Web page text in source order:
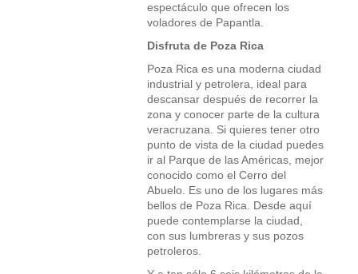
espectáculo que ofrecen los
voladores de Papantla.
Disfruta de Poza Rica
Poza Rica es una moderna ciudad
industrial y petrolera, ideal para
descansar después de recorrer la
zona y conocer parte de la cultura
veracruzana. Si quieres tener otro
punto de vista de la ciudad puedes
ir al Parque de las Américas, mejor
conocido como el Cerro del
Abuelo. Es uno de los lugares más
bellos de Poza Rica. Desde aquí
puede contemplarse la ciudad,
con sus lumbreras y sus pozos
petroleros.